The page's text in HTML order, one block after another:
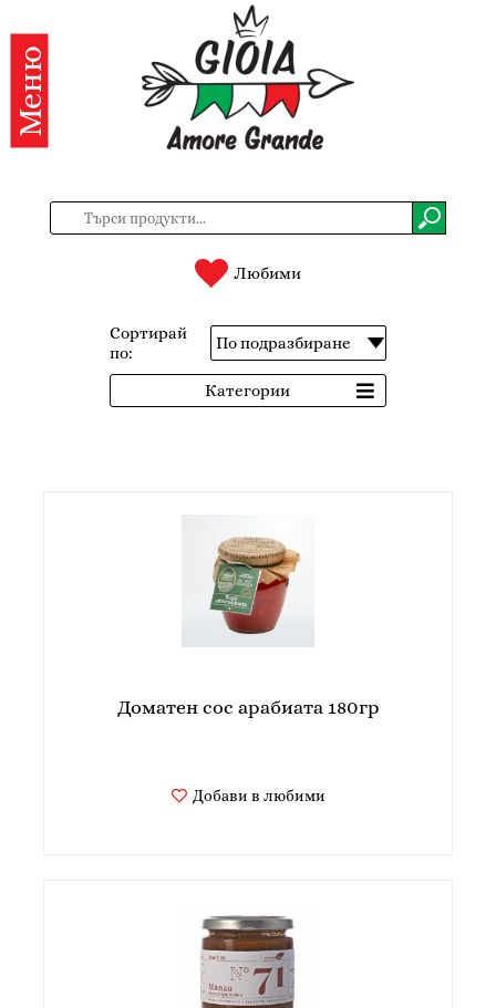
Категории
Продукти
нас
Регистрация
Меню
Любими
Сортирай
по:
Категории
Доматен сос арабиата 180гр
Добави в любими